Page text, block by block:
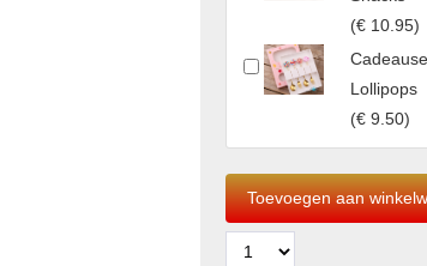
(€ 10.95)
Lollipops
(€ 9.50)